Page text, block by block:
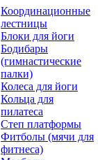
Координационные
лестницы
Блоки для йоги
Бодибары
(гимнастические
палки)
Колеса для йоги
Кольца для
пилатеса
Степ платформы
Фитболы (мячи для
фитнеса)